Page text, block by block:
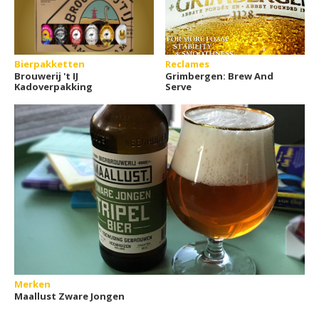
Bierpakketten
Brouwerij 't IJ
Kadoverpakking
Reclames
Grimbergen: Brew And
Serve
Merken
Maallust Zware Jongen